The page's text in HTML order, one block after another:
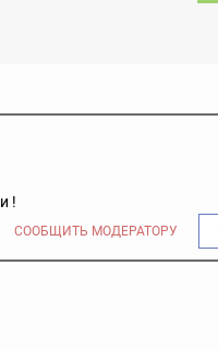
!
СООБЩИТЬ МОДЕРАТОРУ